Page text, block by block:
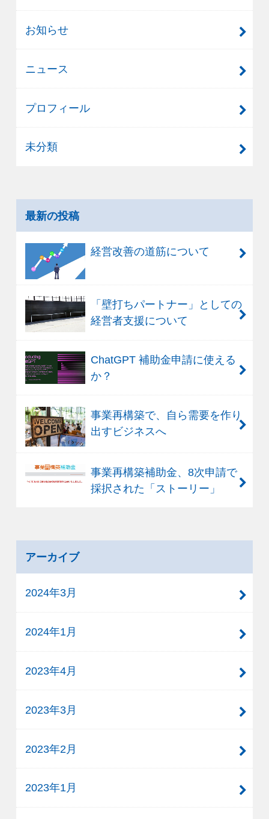
お知らせ
ニュース
プロフィール
未分類
最新の投稿
経営改善の道筋について
「壁打ちパートナー」としての
経営者支援について
ChatGPT 補助金申請に使える
か？
事業再構築で、自ら需要を作り
出すビジネスへ
事業再構築補助金、8次申請で
採択された「ストーリー」
アーカイブ
2024年3月
2024年1月
2023年4月
2023年3月
2023年2月
2023年1月